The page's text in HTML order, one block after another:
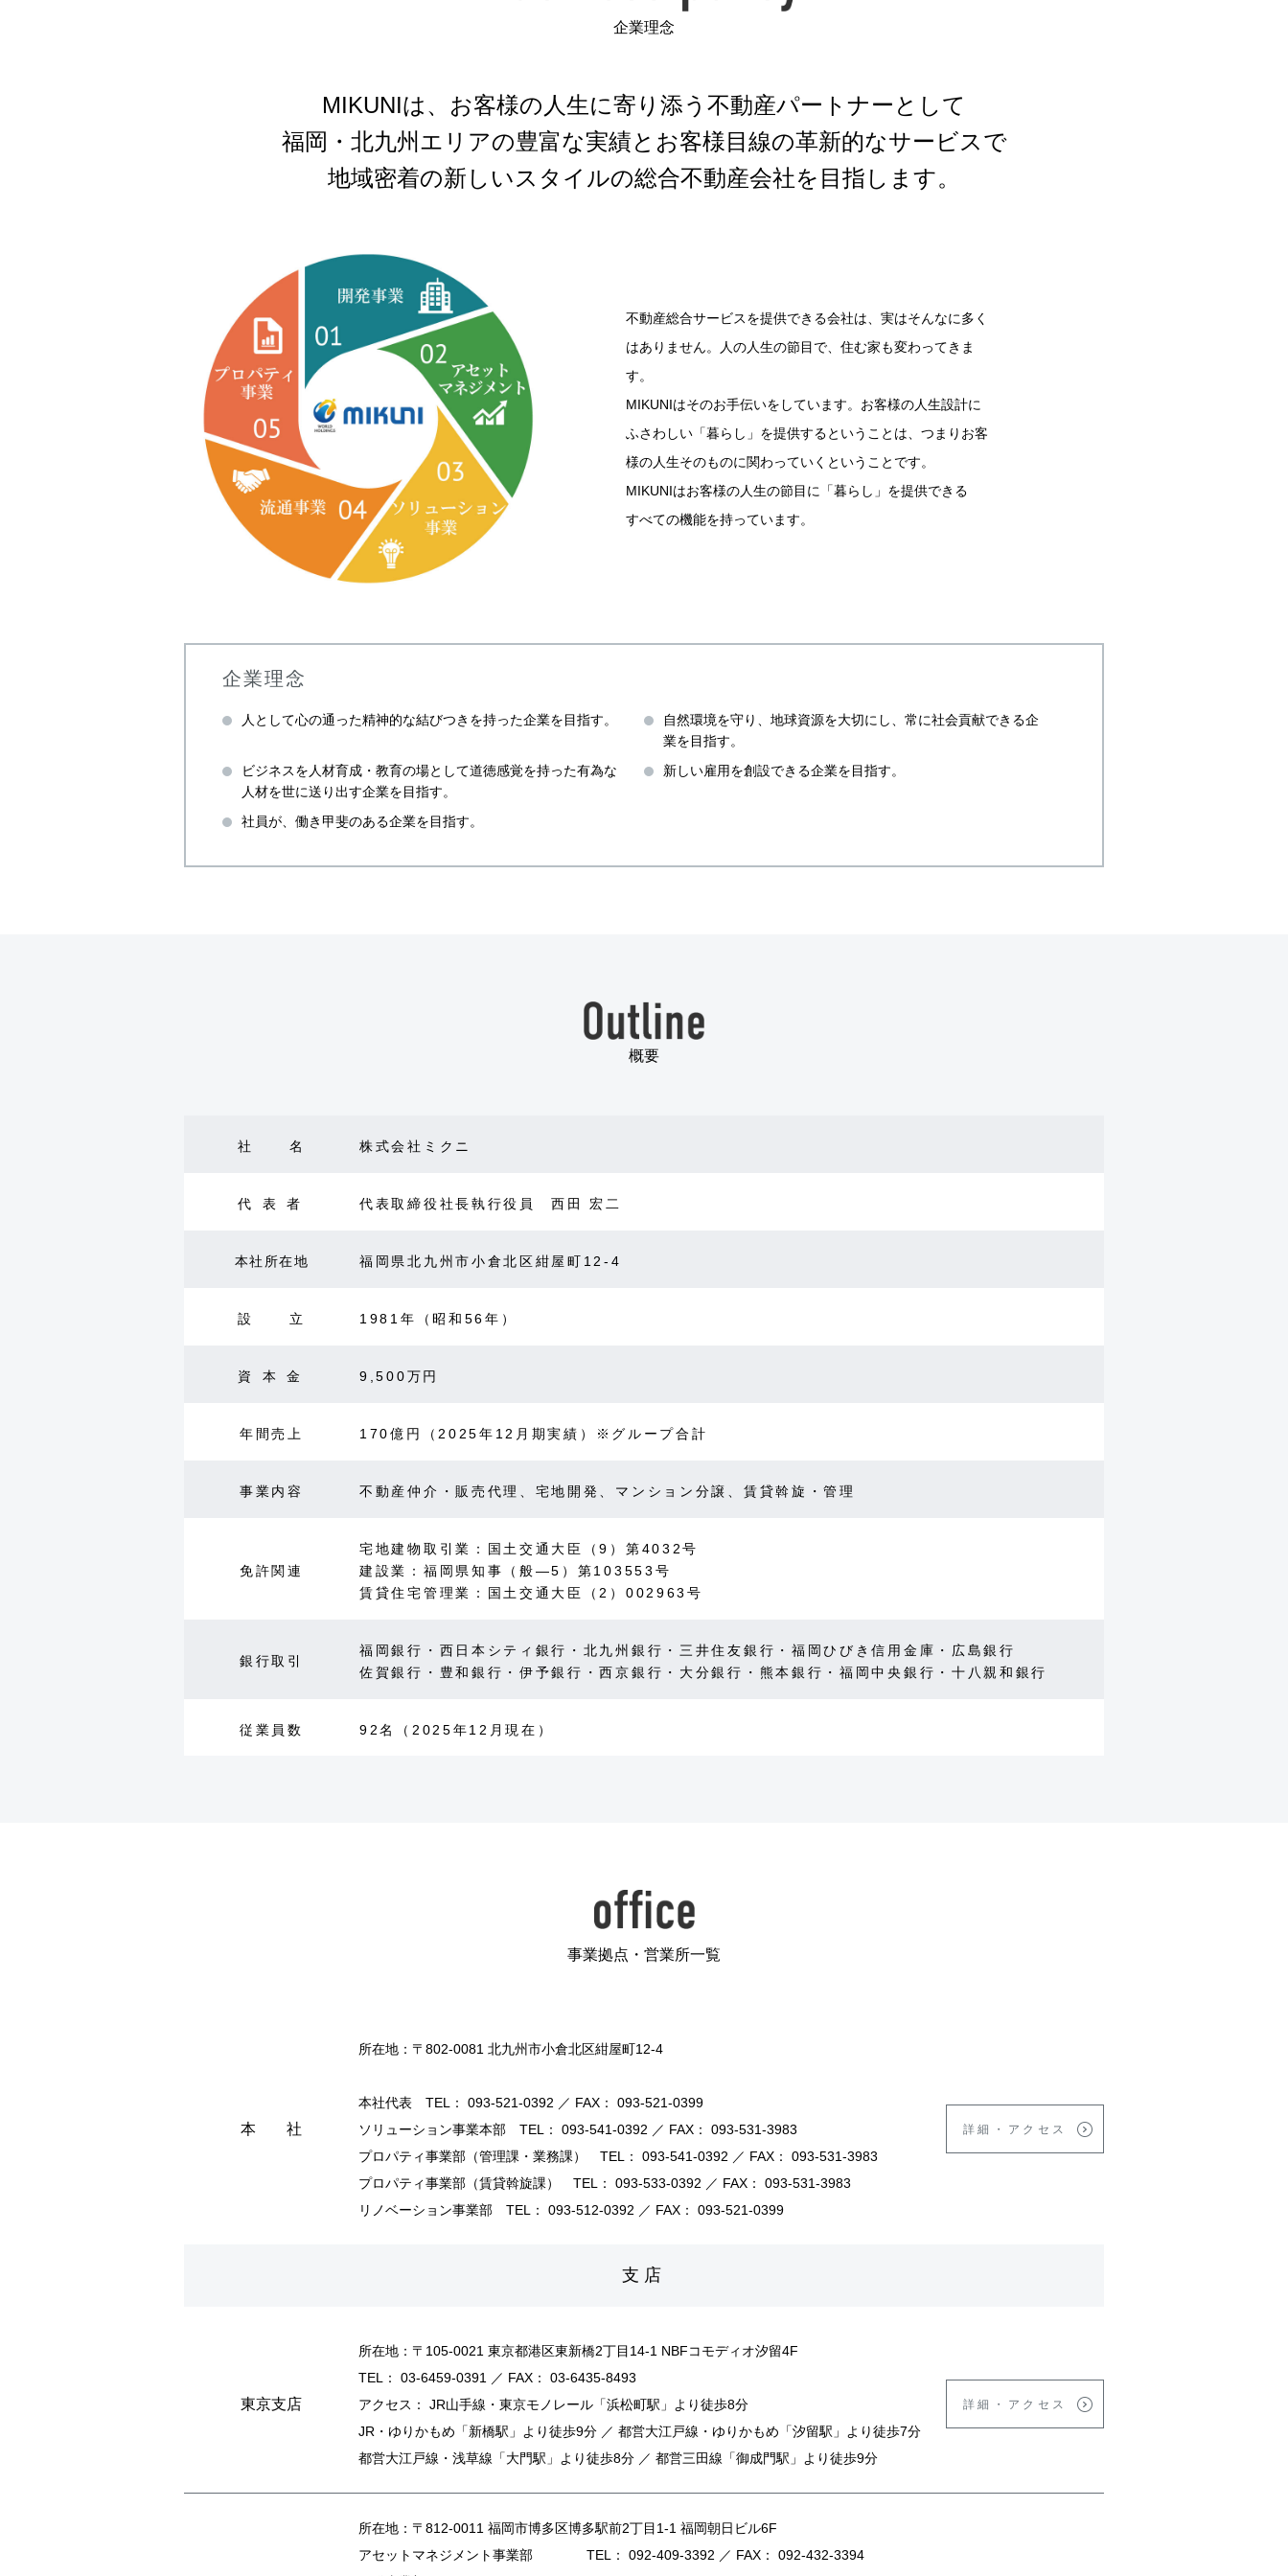
企業理念
MIKUNIは、 お客様の人生に寄り添う 不動産パートナーとして
福岡・北九州エリアの豊富な実績と お客様目線の革新的なサービスで
地域密着の新しいスタイルの総合不動産会社を目指します。
不動産総合サービスを提供できる会社は、実はそんなに多く
はありません。人の人生の節目で、住む家も変わってきま
す。
MIKUNIはそのお手伝いをしています。お客様の人生設計に
ふさわしい「暮らし」を提供するということは、つまりお客
様の人生そのものに関わっていくということです。
MIKUNIはお客様の人生の節目に「暮らし」を提供できる
すべての機能を持っています。
企業理念
人として心の通った精神的な結びつきを持った企業を目指す。
自然環境を守り、地球資源を大切にし、常に社会貢献できる企
業を目指す。
ビジネスを人材育成・教育の場として道徳感覚を持った有為な
人材を世に送り出す企業を目指す。
新しい雇用を創設できる企業を目指す。
社員が、働き甲斐のある企業を目指す。
概要
社名 株式会社ミクニ
代表者 代表取締役社長執行役員 西田 宏二
本社所在地 福岡県北九州市小倉北区紺屋町12-4
設立 1981年（昭和56年）
資本金 9,500万円
年間売上 170億円（2025年12月期実績）※グループ合計
事業内容 不動産仲介・販売代理、宅地開発、マンション分譲、賃貸斡旋・管理
免許関連
宅地建物取引業：国土交通大臣（9）第4032号
建設業：福岡県知事（般―5）第103553号
賃貸住宅管理業：国土交通大臣（2）002963号
銀行取引
福岡銀行・西日本シティ銀行・北九州銀行・三井住友銀行・福岡ひびき信用金庫・広島銀行
佐賀銀行・豊和銀行・伊予銀行・西京銀行・大分銀行・熊本銀行・福岡中央銀行・十八親和銀行
従業員数 92名（2025年12月現在）
事業拠点・営業所一覧
本社
所在地：〒802-0081 北九州市小倉北区紺屋町12-4
本社代表 TEL： 093-521-0392 ／ FAX： 093-521-0399
ソリューション事業本部 TEL： 093-541-0392 ／ FAX： 093-531-3983
プロパティ事業部（管理課・業務課） TEL： 093-541-0392 ／ FAX： 093-531-3983
プロパティ事業部（賃貸斡旋課） TEL： 093-533-0392 ／ FAX： 093-531-3983
リノベーション事業部 TEL： 093-512-0392 ／ FAX： 093-521-0399
詳細・アクセス
支店
東京支店
所在地：〒105-0021 東京都港区東新橋2丁目14-1 NBFコモディオ汐留4F
TEL： 03-6459-0391 ／ FAX： 03-6435-8493
アクセス： JR山手線・東京モノレール「浜松町駅」より徒歩8分
JR・ゆりかもめ「新橋駅」より徒歩9分 ／ 都営大江戸線・ゆりかもめ「汐留駅」より徒歩7分
都営大江戸線・浅草線「大門駅」より徒歩8分 ／ 都営三田線「御成門駅」より徒歩9分
詳細・アクセス
所在地：〒812-0011 福岡市博多区博多駅前2丁目1-1 福岡朝日ビル6F
アセットマネジメント事業部
TEL： 092-409-3392 ／ FAX： 092-432-3394